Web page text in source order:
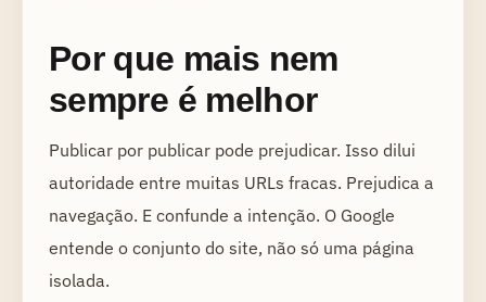
Por que mais nem
sempre é melhor
Publicar por publicar pode prejudicar. Isso dilui
autoridade entre muitas URLs fracas. Prejudica a
navegação. E confunde a intenção. O Google
entende o conjunto do site, não só uma página
isolada.